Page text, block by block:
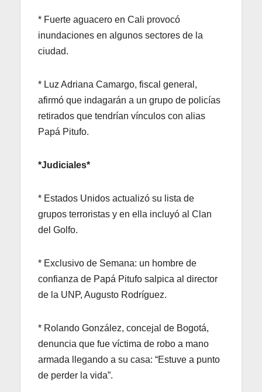
* Fuerte aguacero en Cali provocó
inundaciones en algunos sectores de la
ciudad.
* Luz Adriana Camargo, fiscal general,
afirmó que indagarán a un grupo de policías
retirados que tendrían vínculos con alias
Papá Pitufo.
*Judiciales*
* Estados Unidos actualizó su lista de
grupos terroristas y en ella incluyó al Clan
del Golfo.
* Exclusivo de Semana: un hombre de
confianza de Papá Pitufo salpica al director
de la UNP, Augusto Rodríguez.
* Rolando González, concejal de Bogotá,
denuncia que fue víctima de robo a mano
armada llegando a su casa: “Estuve a punto
de perder la vida”.